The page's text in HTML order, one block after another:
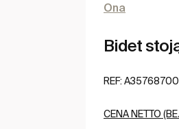
Ona
Bidet
REF:
CENA NETTO